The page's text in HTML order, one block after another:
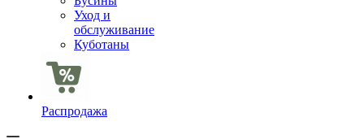
Уход и
обслуживание
Куботаны
Распродажа